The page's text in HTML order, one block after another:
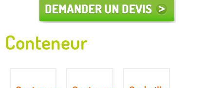
Conteneur